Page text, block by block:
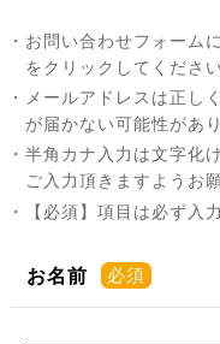
・お問い合わせフォーム
をクリックしてください
・メールアドレスは正し
が届かない可能性があ
・半角カナ入力は文字化
ご入力頂きますようお
・【必須】項目は必ず入
お名前